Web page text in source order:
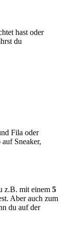
hast oder
du
Fila oder
Sneaker,
z.B. mit einem 5
Aber auch zum
du auf der